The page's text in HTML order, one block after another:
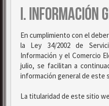
I. INFORMACIÓN
En cumplimiento con el
la Ley 34/2002 de
Información y el Comercio
julio, se facilitan a
información general de este
La titularidad de este sitio